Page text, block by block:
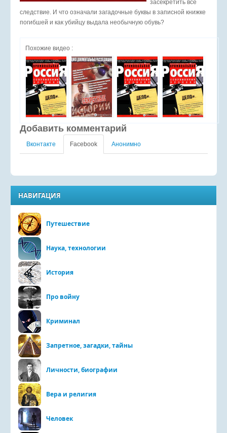
засекретить все
следствие. И что означали загадочные буквы в записной книжке
погибшей и как убийцу выдала необычную обувь?
Похожие видео :
Добавить комментарий
Вконтакте Facebook Анонимно
НАВИГАЦИЯ
Путешествие
Наука, технологии
История
Про войну
Криминал
Запретное, загадки, тайны
Личности, биографии
Вера и религия
Человек